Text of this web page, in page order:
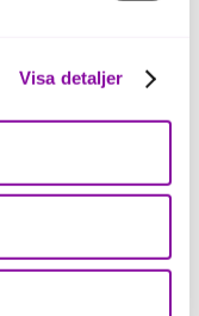
Visa detaljer
om att
med
hjälpa dig
mål och